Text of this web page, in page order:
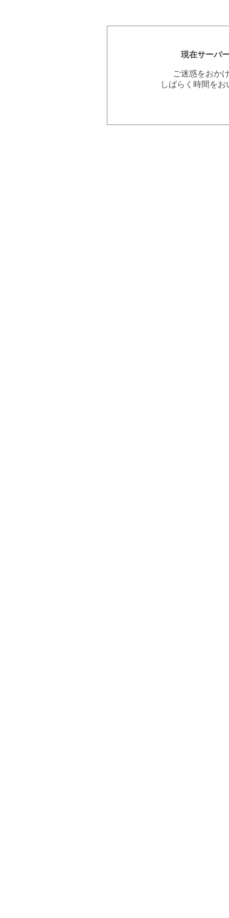
現在サーバ
ご迷惑をおか
しばらく時間を